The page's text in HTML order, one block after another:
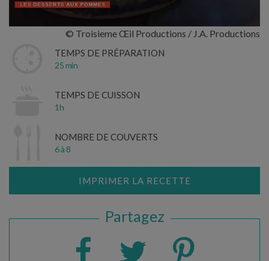
© Troisieme Œil Productions / J.A. Productions
TEMPS DE PRÉPARATION
25 min
TEMPS DE CUISSON
1h
NOMBRE DE COUVERTS
6 à 8
IMPRIMER LA RECETTE
Partagez